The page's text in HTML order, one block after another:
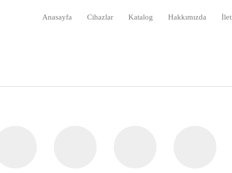
Anasayfa Cihazlar Katalog Hakkımızda